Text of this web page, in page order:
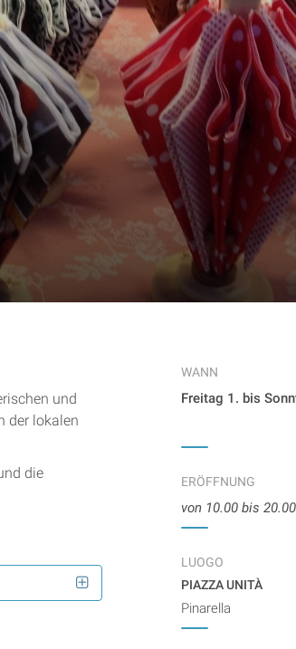
und
der lokalen
die
WANN
Freitag 1. bis
ERÖFFNUNG
von 10.00 bis
LUOGO
PIAZZA UNITÀ
Pinarella